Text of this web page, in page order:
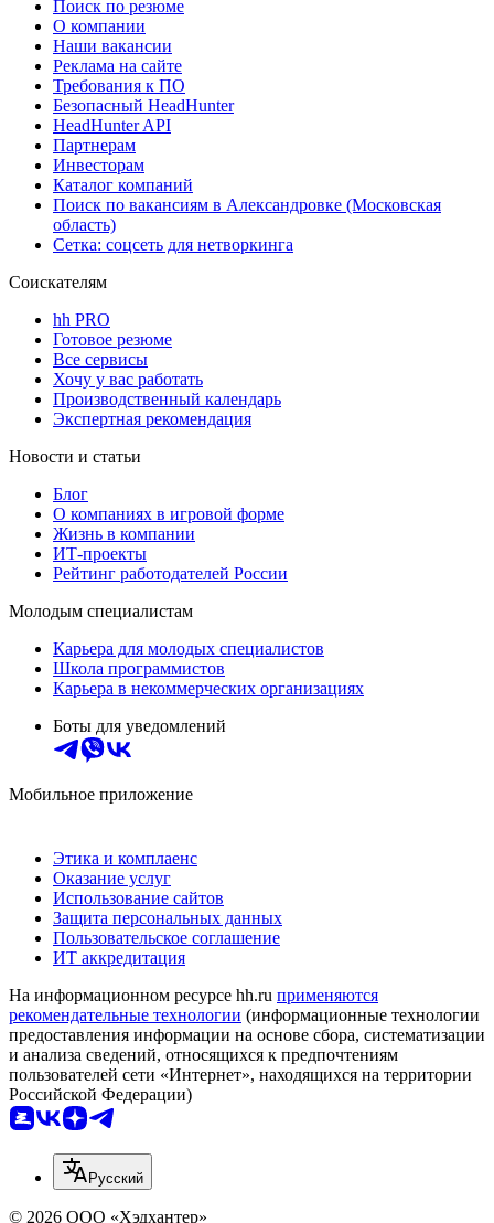
Поиск по резюме
О компании
Наши вакансии
Реклама на сайте
Требования к ПО
Безопасный HeadHunter
HeadHunter API
Партнерам
Инвесторам
Каталог компаний
Поиск по вакансиям в Александровке (Московская
область)
Сетка: соцсеть для нетворкинга
Соискателям
hh PRO
Готовое резюме
Все сервисы
Хочу у вас работать
Производственный календарь
Экспертная рекомендация
Новости и статьи
Блог
О компаниях в игровой форме
Жизнь в компании
ИТ-проекты
Рейтинг работодателей России
Молодым специалистам
Карьера для молодых специалистов
Школа программистов
Карьера в некоммерческих организациях
Боты для уведомлений
Мобильное приложение
Этика и комплаенс
Оказание услуг
Использование сайтов
Защита персональных данных
Пользовательское соглашение
ИТ аккредитация
На информационном ресурсе hh.ru применяются
рекомендательные технологии (информационные технологии
предоставления информации на основе сбора, систематизации
и анализа сведений, относящихся к предпочтениям
пользователей сети «Интернет», находящихся на территории
Российской Федерации)
Русский
© 2026 ООО «Хэдхантер»